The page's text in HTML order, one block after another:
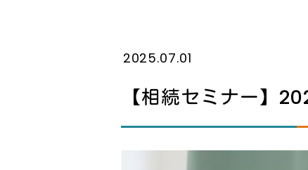
2025.07.01
【相続セミナー】